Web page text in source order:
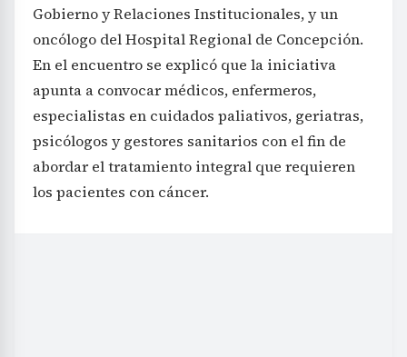
Gobierno y Relaciones Institucionales, y un
oncólogo del Hospital Regional de Concepción.
En el encuentro se explicó que la iniciativa
apunta a convocar médicos, enfermeros,
especialistas en cuidados paliativos, geriatras,
psicólogos y gestores sanitarios con el fin de
abordar el tratamiento integral que requieren
los pacientes con cáncer.